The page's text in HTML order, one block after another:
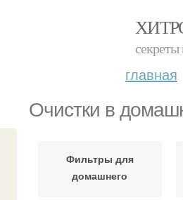
секреты
главная
Очистки в
Фильтры для
домашнего